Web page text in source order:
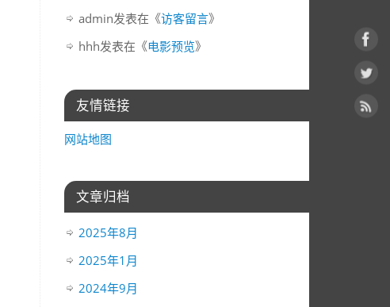
admin发表在《访客留言》
hhh发表在《电影预览》
友情链接
网站地图
文章归档
2025年8月
2025年1月
2024年9月